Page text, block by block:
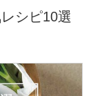
シピ10選